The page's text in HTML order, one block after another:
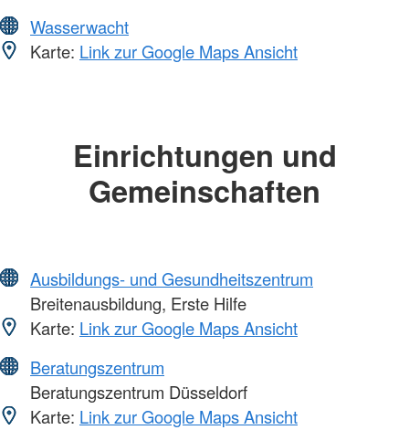
Wasserwacht
Karte: Link zur Google Maps Ansicht
Einrichtungen und
Gemeinschaften
Ausbildungs- und Gesundheitszentrum
Breitenausbildung, Erste Hilfe
Karte: Link zur Google Maps Ansicht
Beratungszentrum
Beratungszentrum Düsseldorf
Karte: Link zur Google Maps Ansicht